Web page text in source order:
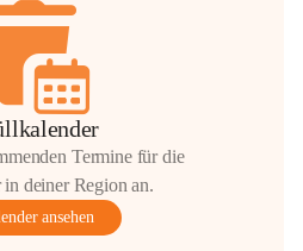
Termine für die
deiner Region an.
ansehen